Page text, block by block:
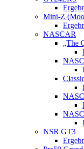
Mini-Z
NASCAR
„The
NSR GT3